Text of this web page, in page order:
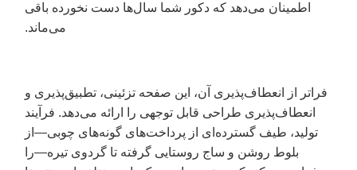
اطمینان می‌دهد که دکور شما سال‌ها دست نخورده باقی
می‌ماند.
فراتر از انعطاف‌پذیری آن، این صفحه تزئینی، تطبیق‌پذیری و
انعطاف‌پذیری طراحی قابل توجهی را ارائه می‌دهد. فرآیند
تولید، طیف گسترده‌ای از پرداخت‌های گونه‌های چوبی—از
بلوط روشن و ساج روستایی گرفته تا گردوی تیره—را